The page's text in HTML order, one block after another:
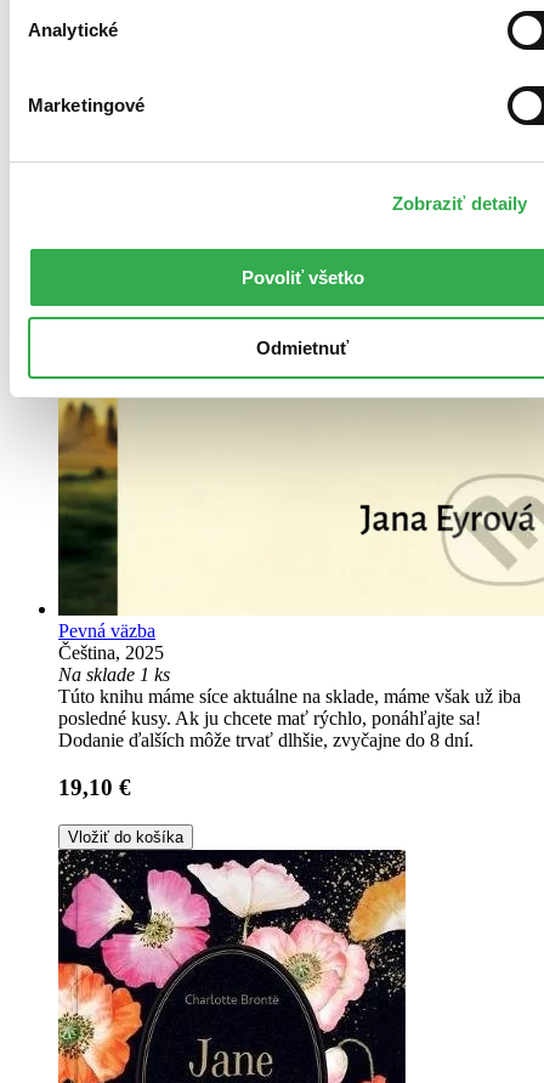
Analytické
Marketingové
Zobraziť detaily
Povoliť všetko
Odmietnuť
Pevná väzba
Čeština, 2025
Na sklade 1 ks
Túto knihu máme síce aktuálne na sklade, máme však už iba
posledné kusy. Ak ju chcete mať rýchlo, ponáhľajte sa!
Dodanie ďalších môže trvať dlhšie, zvyčajne do 8 dní.
19,10 €
Vložiť do košíka